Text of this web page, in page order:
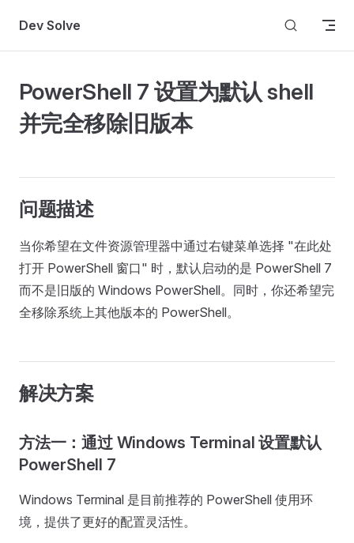
Skip to content
Dev Solve
PowerShell 7 设置为默认 shell
并完全移除旧版本
问题描述
当你希望在文件资源管理器中通过右键菜单选择 "在此处
打开 PowerShell 窗口" 时，默认启动的是 PowerShell 7
而不是旧版的 Windows PowerShell。同时，你还希望完
全移除系统上其他版本的 PowerShell。
解决方案
方法一：通过 Windows Terminal 设置默认
PowerShell 7
Windows Terminal 是目前推荐的 PowerShell 使用环
境，提供了更好的配置灵活性。